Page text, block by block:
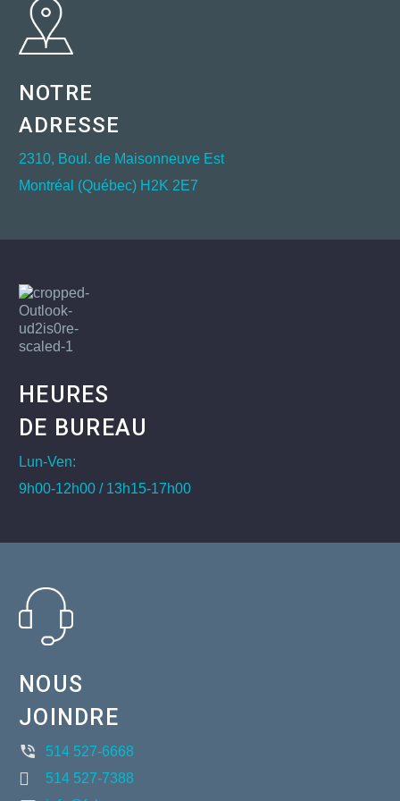
NOTRE
ADRESSE
2310, Boul. de Maisonneuve Est
Montréal (Québec) H2K 2E7
HEURES
DE BUREAU
Lun-Ven:
9h00-12h00 / 13h15-17h00
NOUS
JOINDRE
514 527-6668
514 527-7388